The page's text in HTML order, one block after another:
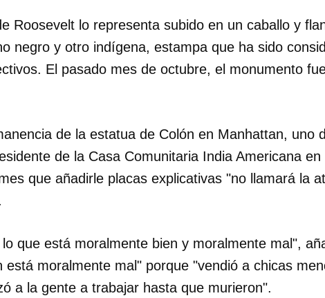
Roosevelt lo representa subido en un caballo y
negro y otro indígena, estampa que ha sido
El pasado mes de octubre, el monumento
de la estatua de Colón en Manhattan, uno
de la Casa Comunitaria India Americana
que añadirle placas explicativas "no llamará la
que está moralmente bien y moralmente mal",
está moralmente mal" porque "vendió a chicas
a la gente a trabajar hasta que murieron".